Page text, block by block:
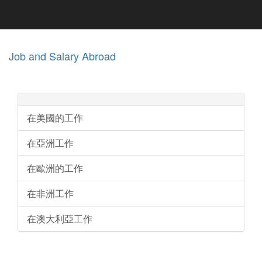
Job and Salary Abroad
在美國的工作
在亞洲工作
在歐洲的工作
在非洲工作
在澳大利亞工作